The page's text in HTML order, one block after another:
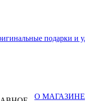
О МАГАЗИНЕ